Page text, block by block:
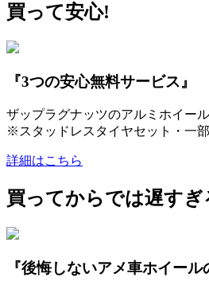
買って安心!
『3つの安心無料サービス』
ザップラグナッツのアルミホイー
※スタッドレスタイヤセット・一部
詳細はこちら
買ってからでは遅すぎ
『後悔しないアメ車ホイー